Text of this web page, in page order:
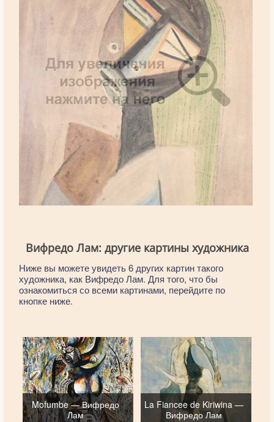
Вифредо Лам: другие картины художника
Ниже вы можете увидеть 6 других картин такого
художника, как Вифредо Лам. Для того, что бы
ознакомиться со всеми картинами, перейдите по
кнопке ниже.
Mofumbe — Вифредо
Лам
La Fiancee de Kiriwina —
Вифредо Лам